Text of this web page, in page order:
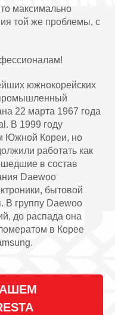
максимально
той же проблемы, с
южнокорейских
22 марта 1967 года
В 1999 году
Южной Кореи, но
работать как
в состав
Daewoo
бытовой
В группу Daewoo
до распада она
в Корее